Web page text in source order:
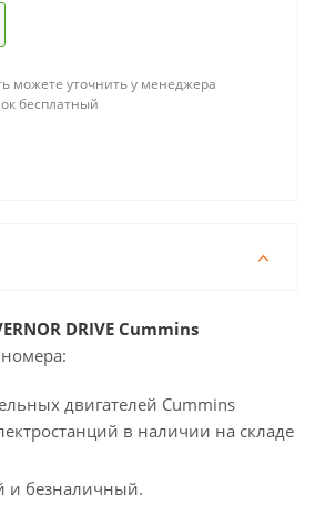
можете уточнить у менеджера
бесплатный
DRIVE Cummins
двигателей Cummins
в наличии на складе
и безналичный.